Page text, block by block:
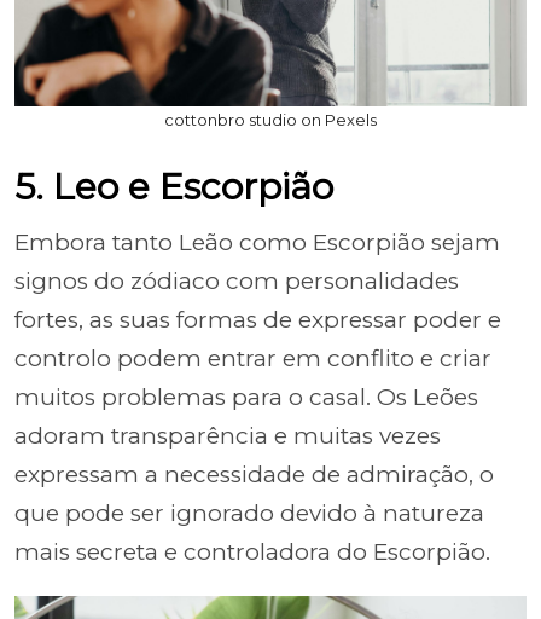
cottonbro studio on Pexels
5. Leo e Escorpião
Embora tanto Leão como Escorpião sejam
signos do zódiaco com personalidades
fortes, as suas formas de expressar poder e
controlo podem entrar em conflito e criar
muitos problemas para o casal. Os Leões
adoram transparência e muitas vezes
expressam a necessidade de admiração, o
que pode ser ignorado devido à natureza
mais secreta e controladora do Escorpião.